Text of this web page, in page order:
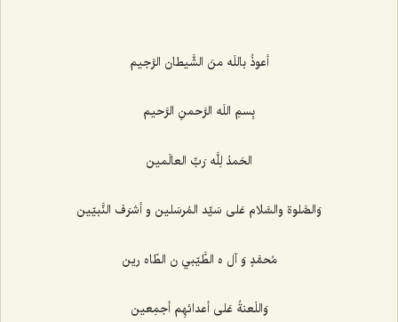
أعوذُ باللَه منَ الشَّيطان الرَّجيم‌
بِسمِ اللَه الرَّحمنِ الرَّحيم‌
الحَمدُ لِلَّه رَبِّ العالَمين‌
وَالصَّلوة والسَّلام عَلى سَيِّد المُرسَلين و أشرَف النَّبيّين‌
مُحمَّدٍ وَ آل ه الطَّيّبي ن الطّاه رين‌
وَاللَعنةُ عَلى أعدائهِم أجمِعين‌